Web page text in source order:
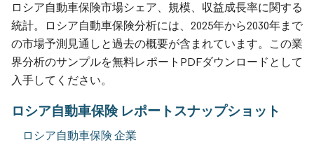
ロシア自動車保険市場シェア、規模、収益成長率に関する
統計。ロシア自動車保険分析には、2025年から2030年まで
の市場予測見通しと過去の概要が含まれています。この業
界分析のサンプルを無料レポートPDFダウンロードとして
入手してください。
ロシア自動車保険 レポートスナップショット
ロシア自動車保険 企業